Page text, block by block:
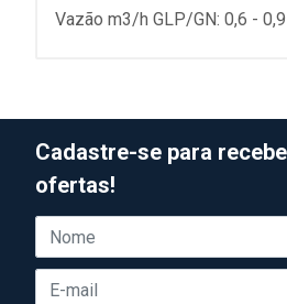
Vazão m3/h GLP/GN: 0,6 - 0,9
Cadastre-se para
ofertas!